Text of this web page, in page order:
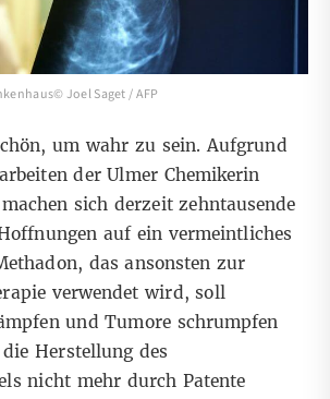
Joel Saget / AFP
um wahr zu sein. Aufgrund
der Ulmer Chemikerin
sich derzeit zehntausende
auf ein vermeintliches
das ansonsten zur
verwendet wird, soll
und Tumore schrumpfen
Herstellung des
nicht mehr durch Patente